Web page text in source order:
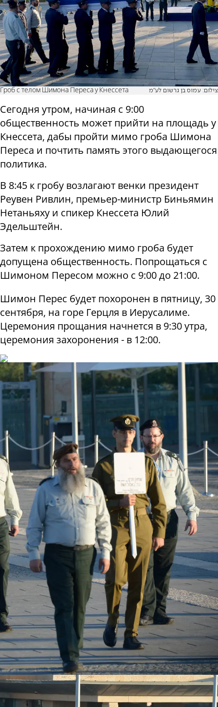
Гроб с телом Шимона Переса у Кнессета צילום: עמוס בן גרשום לע"מ
Сегодня утром, начиная с 9:00
общественность может прийти на площадь у
Кнессета, дабы пройти мимо гроба Шимона
Переса и почтить память этого выдающегося
политика.
В 8:45 к гробу возлагают венки президент
Реувен Ривлин, премьер-министр Биньямин
Нетаньяху и спикер Кнессета Юлий
Эдельштейн.
Затем к прохождению мимо гроба будет
допущена общественность. Попрощаться с
Шимоном Пересом можно с 9:00 до 21:00.
Шимон Перес будет похоронен в пятницу, 30
сентября, на горе Герцля в Иерусалиме.
Церемония прощания начнется в 9:30 утра,
церемония захоронения - в 12:00.